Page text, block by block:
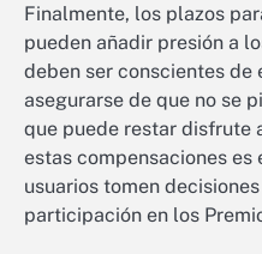
Finalmente, los plazos
pueden añadir presión a
deben ser conscientes de
asegurarse de que no se
que puede restar disfrute
estas compensaciones es
usuarios tomen
participación en los